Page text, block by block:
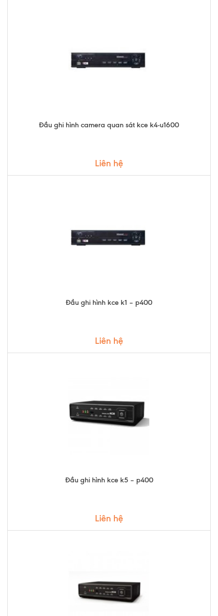
Đầu ghi hình camera quan sát kce k4-u1600
Liên hệ
Đầu ghi hình kce k1 – p400
Liên hệ
Đầu ghi hình kce k5 – p400
Liên hệ